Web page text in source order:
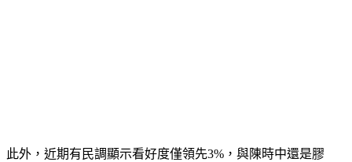
此外，近期有民調顯示看好度僅領先3%，與陳時中還是膠